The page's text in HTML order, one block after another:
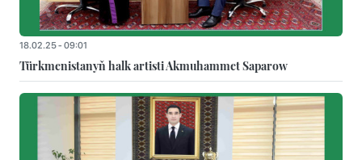
18.02.25 - 09:01
Türkmenistanyň halk artisti Akmuhammet Saparow